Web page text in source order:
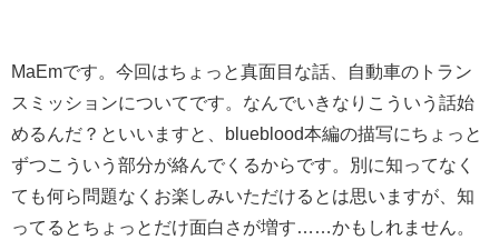
MaEmです。今回はちょっと真面目な話、自動車のトラン
スミッションについてです。なんでいきなりこういう話始
めるんだ？といいますと、blueblood本編の描写にちょっと
ずつこういう部分が絡んでくるからです。別に知ってなく
ても何ら問題なくお楽しみいただけるとは思いますが、知
ってるとちょっとだけ面白さが増す……かもしれません。